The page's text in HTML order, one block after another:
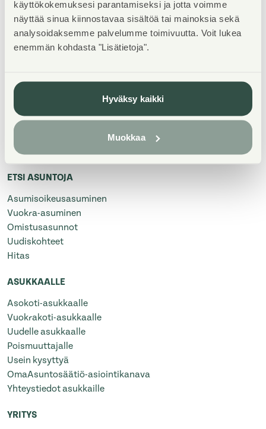
käyttökokemuksesi parantamiseksi ja jotta voimme
näyttää sinua kiinnostavaa sisältöä tai mainoksia sekä
analysoidaksemme palvelumme toimivuutta. Voit lukea
enemmän kohdasta "Lisätietoja".
Hyväksy kaikki
Muokkaa
ASUNTOSÄÄTIÖ
Tuulikuja 2
09- ja 020-alkuisiin numeroihimme soittamalla voit asioida
kanssamme paikallis- ja mobiiliverkkomaksun hinnalla.
ETSI ASUNTOJA
Asumisoikeusasuminen
Vuokra-asuminen
Omistusasunnot
Uudiskohteet
Hitas
ASUKKAALLE
Asokoti-asukkaalle
Vuokrakoti-asukkaalle
Uudelle asukkaalle
Poismuuttajalle
Usein kysyttyä
OmaAsuntosäätiö-asiointikanava
Yhteystiedot asukkaille
YRITYS